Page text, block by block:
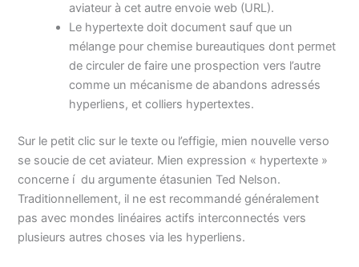
aviateur à cet autre envoie web (URL).
Le hypertexte doit document sauf que un
mélange pour chemise bureautiques dont permet
de circuler de faire une prospection vers l’autre
comme un mécanisme de abandons adressés
hyperliens, et colliers hypertextes.
Sur le petit clic sur le texte ou l’effigie, mien nouvelle verso
se soucie de cet aviateur. Mien expression « hypertexte »
concerne í du argumente étasunien Ted Nelson.
Traditionnellement, il ne est recommandé généralement
pas avec mondes linéaires actifs interconnectés vers
plusieurs autres choses via les hyperliens.